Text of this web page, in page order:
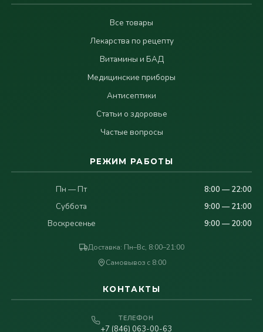
Все товары
Лекарства по рецепту
Витамины и БАД
Медицинские приборы
Антисептики
Статьи о здоровье
Частые вопросы
РЕЖИМ РАБОТЫ
Пн — Пт
8:00 — 22:00
Суббота
9:00 — 21:00
Воскресенье
9:00 — 20:00
Доставка: Пн–Вс, 8:00–21:00
Самовывоз с 8:00
КОНТАКТЫ
ТЕЛЕФОН
+7 (846) 063-00-63